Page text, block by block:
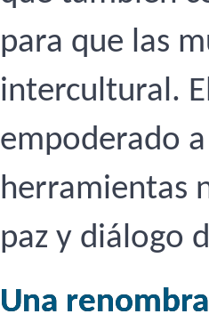
para que las
intercultural.
empoderado
herramientas
paz y diálogo
Una